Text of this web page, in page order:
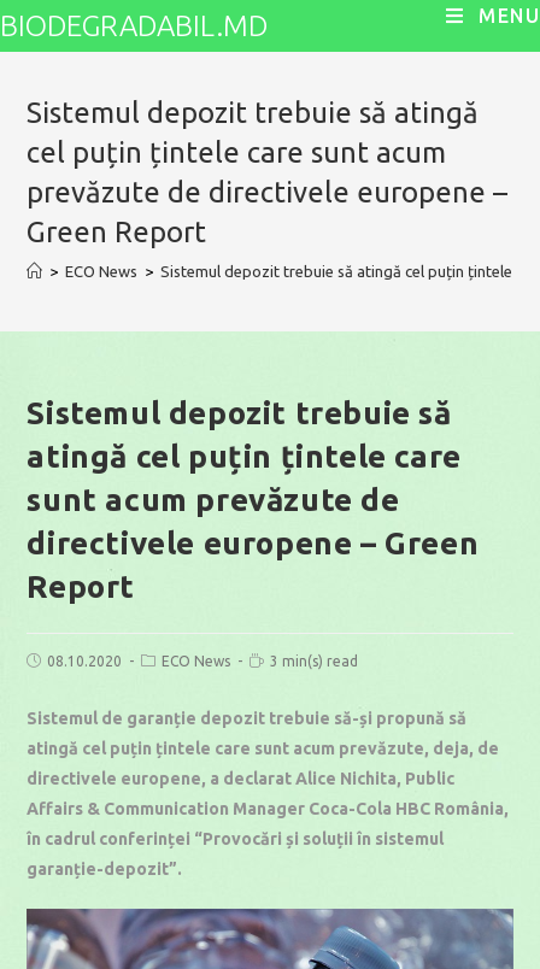
Skip
BIODEGRADABIL.MD MENU
Sistemul depozit trebuie să atingă
cel puțin țintele care sunt acum
prevăzute de directivele europene –
Green Report
> ECO News > Sistemul depozit trebuie să atingă cel puțin țintele
Sistemul depozit trebuie să
atingă cel puțin țintele care
sunt acum prevăzute de
directivele europene – Green
Report
Post08.10.2020
PostECO News
Reading
3 min(s) read
Sistemul de garanție depozit trebuie să-și propună să
atingă cel puțin țintele care sunt acum prevăzute, deja, de
directivele europene, a declarat Alice Nichita, Public
Affairs & Communication Manager Coca-Cola HBC România,
în cadrul conferinței “Provocări și soluții în sistemul
garanție-depozit”.